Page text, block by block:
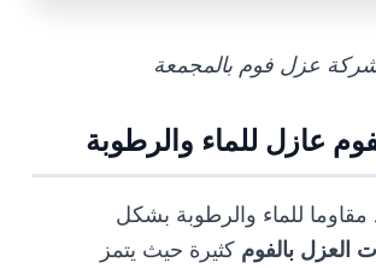
عزل فوم بالمجمعة
عازل للماء والرطوبة
للماء والرطوبة بشكل
العزل بالفوم كثيرة حيث يتمز